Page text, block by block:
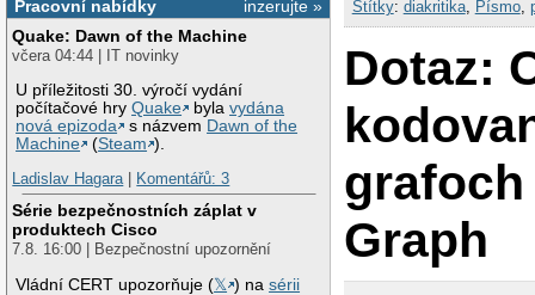
inzerujte »
Pracovní nabídky
Quake: Dawn of the Machine
včera 04:44 | IT novinky
U příležitosti 30. výročí vydání
počítačové hryQuake bylavydána
nová epizoda
s názvem Dawn of the
Machine
(Steam ).
Ladislav Hagara| Komentářů: 3
Série bezpečnostních záplat v
produktech Cisco
7.8. 16:00 | Bezpečnostní upozornění
Vládní CERT upozorňuje (𝕏 ) nasérii
Štítky: diakritika, Písmo,
Dotaz:
grafoch
Graph